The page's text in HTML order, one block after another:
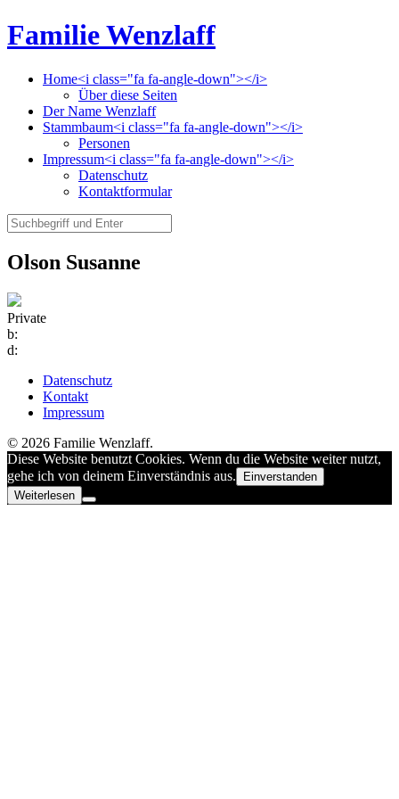
Familie Wenzlaff
Home<i class="fa fa-angle-down"></i>
Über diese Seiten
Der Name Wenzlaff
Stammbaum<i class="fa fa-angle-down"></i>
Personen
Impressum<i class="fa fa-angle-down"></i>
Datenschutz
Kontaktformular
Olson Susanne
Private
b:
d:
Datenschutz
Kontakt
Impressum
© 2026 Familie Wenzlaff.
Diese Website benutzt Cookies. Wenn du die Website weiter nutzt,
gehe ich von deinem Einverständnis aus.
Einverstanden
Weiterlesen